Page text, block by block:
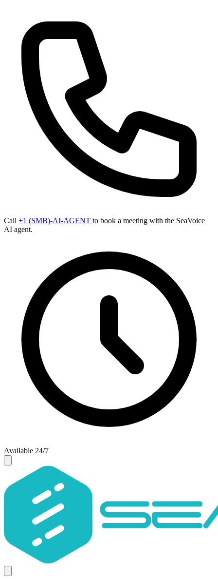
Call +1 (SMB)-AI-AGENT to book a meeting with the SeaVoice
AI agent.
Available 24/7